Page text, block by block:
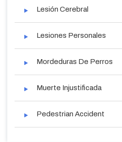
Lesión Cerebral
Lesiones Personales
Mordeduras De Perros
Muerte Injustificada
Pedestrian Accident